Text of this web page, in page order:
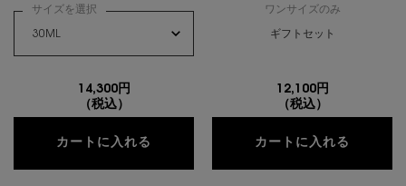
サイズを選択
14,300円
（税込）
カートに入れる リブレ オーデパルファム ベリークラッ
ワンサイズのみ
ギフトセット
12,100円
（税込）
カートに入れる